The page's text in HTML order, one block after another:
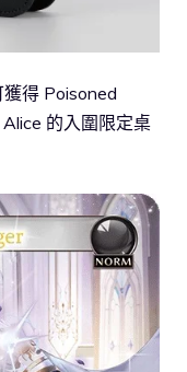
得 Poisoned
的入圍限定桌